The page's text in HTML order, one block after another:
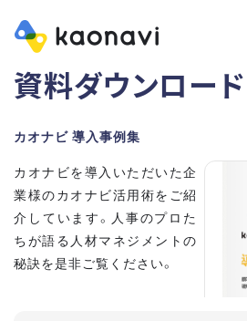
資料ダウンロード
カオナビ 導入事例集
カオナビを導入いただいた企
業様のカオナビ活用術をご紹
介しています。人事のプロた
ちが語る人材マネジメントの
秘訣を是非ご覧ください。